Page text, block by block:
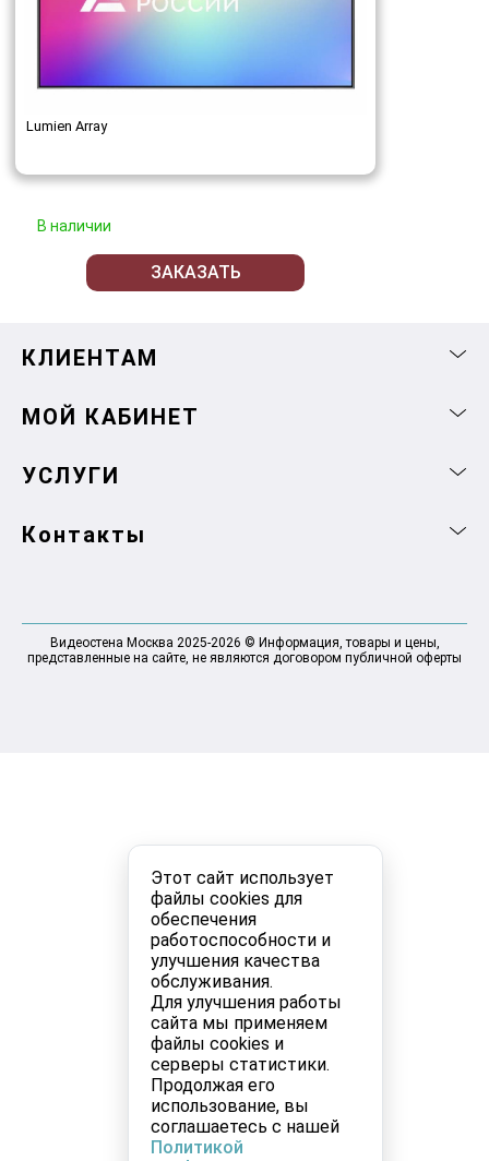
Этот сайт использует
файлы cookies для
обеспечения
работоспособности и
улучшения качества
обслуживания.
Для улучшения работы
сайта мы применяем
файлы cookies и
серверы статистики.
Продолжая его
использование, вы
соглашаетесь с нашей
Политикой
Lumien Array
В наличии
ЗАКАЗАТЬ
КЛИЕНТАМ
МОЙ КАБИНЕТ
УСЛУГИ
Контакты
Видеостена Москва 2025-2026 © Информация, товары и цены,
представленные на сайте, не являются договором публичной оферты